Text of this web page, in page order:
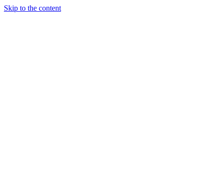
Skip to the content